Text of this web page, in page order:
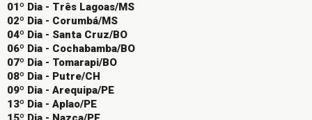
01º Dia - Três Lagoas/MS
02º Dia - Corumbá/MS
04º Dia - Santa Cruz/BO
06º Dia - Cochabamba/BO
07º Dia - Tomarapi/BO
08º Dia - Putre/CH
09º Dia - Arequipa/PE
13º Dia - Aplao/PE